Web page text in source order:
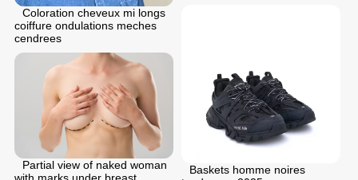
Coloration cheveux mi longs
coiffure ondulations meches
cendrees
Baskets homme noires
Partial view of naked woman
with marks under breast